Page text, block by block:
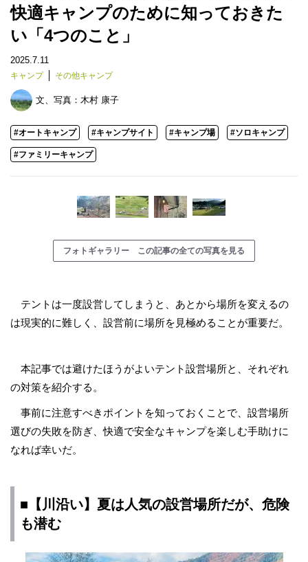
快適キャンプのために知っておきた
い「4つのこと」
2025.7.11
キャンプ その他キャンプ
文、写真： 木村 康子
#オートキャンプ #キャンプサイト #キャンプ場 #ソロキャンプ
#ファミリーキャンプ
フォトギャラリー この記事の全ての写真を見る
テントは一度設営してしまうと、あとから場所を変えるの
は現実的に難しく、設営前に場所を見極めることが重要だ。
本記事では避けたほうがよいテント設営場所と、それぞれ
の対策を紹介する。
事前に注意すべきポイントを知っておくことで、設営場所
選びの失敗を防ぎ、快適で安全なキャンプを楽しむ手助けに
なれば幸いだ。
■【川沿い】夏は人気の設営場所だが、危険
も潜む